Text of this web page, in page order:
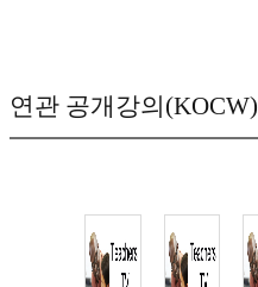
연관 공개강의(KOCW)